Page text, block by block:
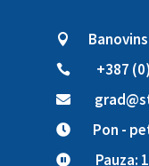

 +387

 Pon -
 Pauza: